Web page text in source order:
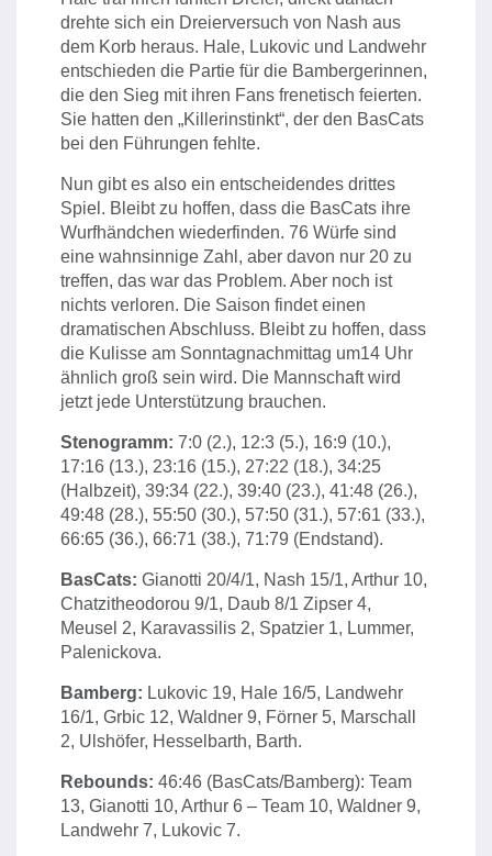
drehte sich ein Dreierversuch von Nash aus
dem Korb heraus. Hale, Lukovic und Landwehr
entschieden die Partie für die Bambergerinnen,
die den Sieg mit ihren Fans frenetisch feierten.
Sie hatten den „Killerinstinkt“, der den BasCats
bei den Führungen fehlte.
Nun gibt es also ein entscheidendes drittes
Spiel. Bleibt zu hoffen, dass die BasCats ihre
Wurfhändchen wiederfinden. 76 Würfe sind
eine wahnsinnige Zahl, aber davon nur 20 zu
treffen, das war das Problem. Aber noch ist
nichts verloren. Die Saison findet einen
dramatischen Abschluss. Bleibt zu hoffen, dass
die Kulisse am Sonntagnachmittag um14 Uhr
ähnlich groß sein wird. Die Mannschaft wird
jetzt jede Unterstützung brauchen.
Stenogramm: 7:0 (2.), 12:3 (5.), 16:9 (10.),
17:16 (13.), 23:16 (15.), 27:22 (18.), 34:25
(Halbzeit), 39:34 (22.), 39:40 (23.), 41:48 (26.),
49:48 (28.), 55:50 (30.), 57:50 (31.), 57:61 (33.),
66:65 (36.), 66:71 (38.), 71:79 (Endstand).
BasCats: Gianotti 20/4/1, Nash 15/1, Arthur 10,
Chatzitheodorou 9/1, Daub 8/1 Zipser 4,
Meusel 2, Karavassilis 2, Spatzier 1, Lummer,
Palenickova.
Bamberg: Lukovic 19, Hale 16/5, Landwehr
16/1, Grbic 12, Waldner 9, Förner 5, Marschall
2, Ulshöfer, Hesselbarth, Barth.
Rebounds: 46:46 (BasCats/Bamberg): Team
13, Gianotti 10, Arthur 6 – Team 10, Waldner 9,
Landwehr 7, Lukovic 7.